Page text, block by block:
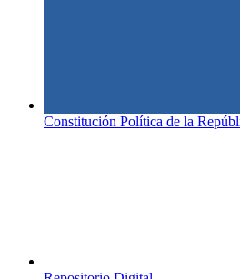
Constitución Política de la